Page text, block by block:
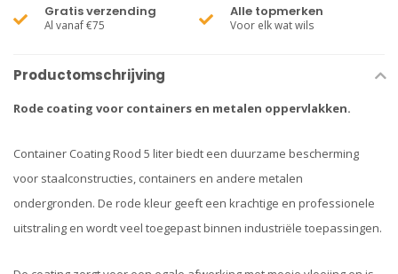
Gratis verzending
Al vanaf €75
Alle topmerken
Voor elk wat wils
Productomschrijving
Rode coating voor containers en metalen oppervlakken.
Container Coating Rood 5 liter biedt een duurzame bescherming
voor staalconstructies, containers en andere metalen
ondergronden. De rode kleur geeft een krachtige en professionele
uitstraling en wordt veel toegepast binnen industriële toepassingen.